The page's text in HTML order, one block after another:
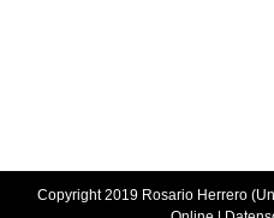
Copyright 2019 Rosario Herrero